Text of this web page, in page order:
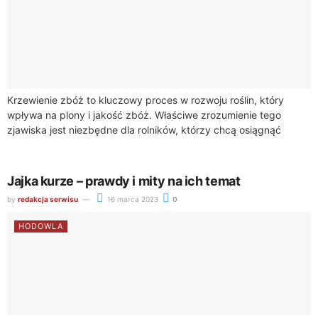
Krzewienie zbóż to kluczowy proces w rozwoju roślin, który
wpływa na plony i jakość zbóż. Właściwe zrozumienie tego
zjawiska jest niezbędne dla rolników, którzy chcą osiągnąć
Jajka kurze – prawdy i mity na ich temat
by redakcja serwisu 16 marca 2023 0
HODOWLA